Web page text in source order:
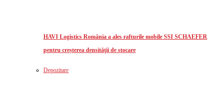
HAVI Logistics România a ales rafturile mobile SSI SCHAEFER
pentru creșterea densităţii de stocare
Depozitare